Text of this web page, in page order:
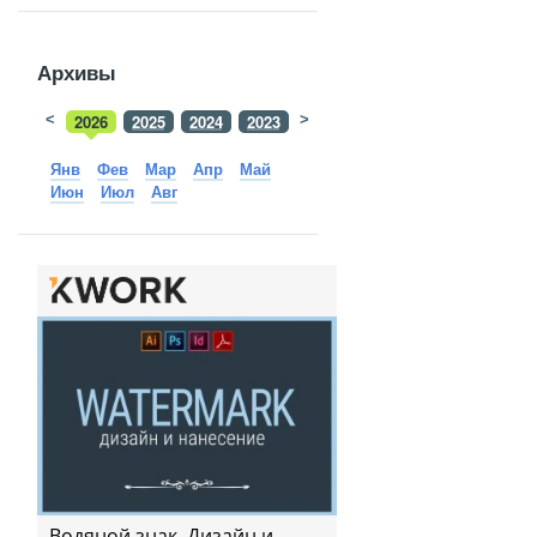
Архивы
2026 2025 2024 2023 2022
< >
Янв Фев Мар Апр
Май
Июн
Июл Авг